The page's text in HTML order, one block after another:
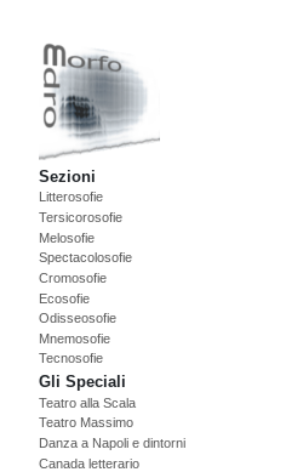
Sezioni
Litterosofie
Tersicorosofie
Melosofie
Spectacolosofie
Cromosofie
Ecosofie
Odisseosofie
Mnemosofie
Tecnosofie
Gli Speciali
Teatro alla Scala
Teatro Massimo
Danza a Napoli e dintorni
Canada letterario